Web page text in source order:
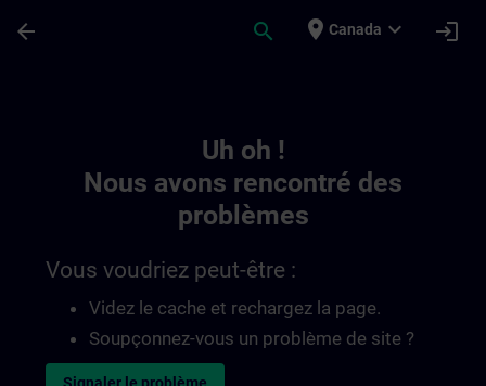
arrow_back search place Canada expand_more login
Uh oh !
Nous avons rencontré des
problèmes
Vous voudriez peut-être :
Videz le cache et rechargez la page.
Soupçonnez-vous un problème de site ?